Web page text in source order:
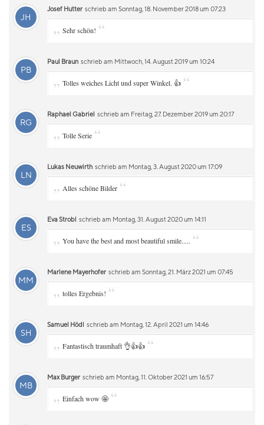
JH
Josef Hutter schrieb am Sonntag, 18. November 2018 um 07:23
„ Sehr schön! “
PB
Paul Braun schrieb am Mittwoch, 14. August 2019 um 10:24
„ Tolles weiches Licht und super Winkel. 👍 “
RG
Raphael Gabriel schrieb am Freitag, 27. Dezember 2019 um 20:17
„ Tolle Serie “
LN
Lukas Neuwirth schrieb am Montag, 3. August 2020 um 17:09
„ Alles schöne Bilder “
ES
Eva Strobl schrieb am Montag, 31. August 2020 um 14:11
„ You have the best and most beautiful smile..... “
MM
Marlene Mayerhofer schrieb am Sonntag, 21. März 2021 um 07:45
„ tolles Ergebnis! “
SH
Samuel Hödl schrieb am Montag, 12. April 2021 um 14:46
„ Fantastisch traumhaft 👌👍👍 “
MB
Max Burger schrieb am Montag, 11. Oktober 2021 um 16:57
„ Einfach wow 🤩 “